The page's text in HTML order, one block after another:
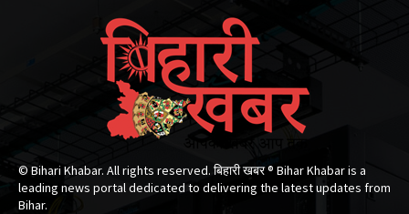
© Bihari Khabar. All rights reserved. बिहारी खबर ®​ Bihar Khabar is a
leading news portal dedicated to delivering the latest updates from
Bihar.